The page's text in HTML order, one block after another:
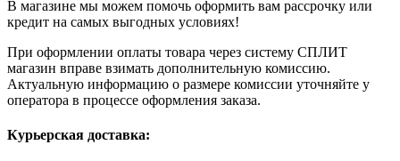
В магазине мы можем помочь оформить вам рассрочку или
кредит на самых выгодных условиях!
При оформлении оплаты товара через систему СПЛИТ
магазин вправе взимать дополнительную комиссию.
Актуальную информацию о размере комиссии уточняйте у
оператора в процессе оформления заказа.
Курьерская доставка: